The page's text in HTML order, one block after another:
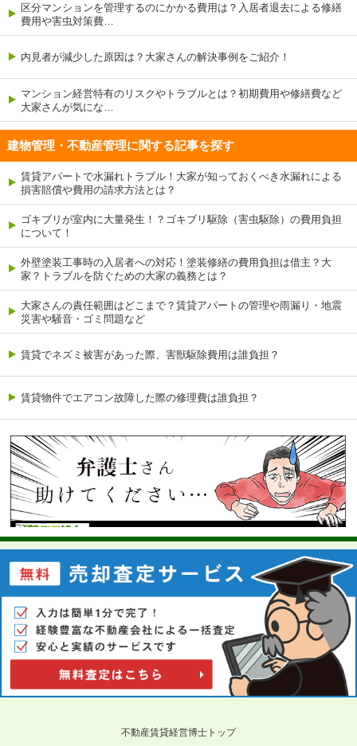
区分マンションを管理するのにかかる費用は？入居者退去による修繕
費用や害虫対策費…
内見者が減少した原因は？大家さんの解決事例をご紹介！
マンション経営特有のリスクやトラブルとは？初期費用や修繕費など
大家さんが気にな…
建物管理・不動産管理に関する記事を探す
賃貸アパートで水漏れトラブル！大家が知っておくべき水漏れによる
損害賠償や費用の請求方法とは？
ゴキブリが室内に大量発生！？ゴキブリ駆除（害虫駆除）の費用負担
について！
外壁塗装工事時の入居者への対応！塗装修繕の費用負担は借主？大
家？トラブルを防ぐための大家の義務とは？
大家さんの責任範囲はどこまで？賃貸アパートの管理や雨漏り・地震
災害や騒音・ゴミ問題など
賃貸でネズミ被害があった際、害獣駆除費用は誰負担？
賃貸物件でエアコン故障した際の修理費は誰負担？
不動産賃貸経営博士トップ